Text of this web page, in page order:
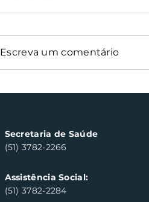
Clara do Sul
Escreva um comentário
Secretaria de Saúde
(51) 3782-2266
Assistência Social:
(51) 3782-2284